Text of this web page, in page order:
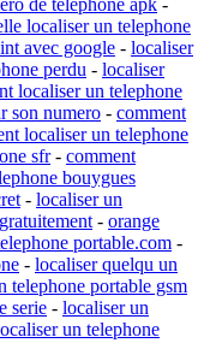
localiser un telephone
avec google - localiser
perdu - localiser
localiser un telephone
son numero - comment
localiser un telephone
sfr- comment
bouygues
- localiser un
- orange
portable.com -
- localiser quelqu un
telephone portable gsm
serie - localiser un
un telephone